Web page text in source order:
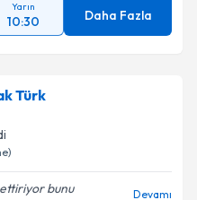
Yarın
10:30 Daha Fazla
Türk
bunu
Devamı